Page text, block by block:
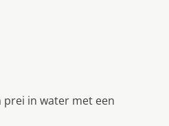
prei in water met een